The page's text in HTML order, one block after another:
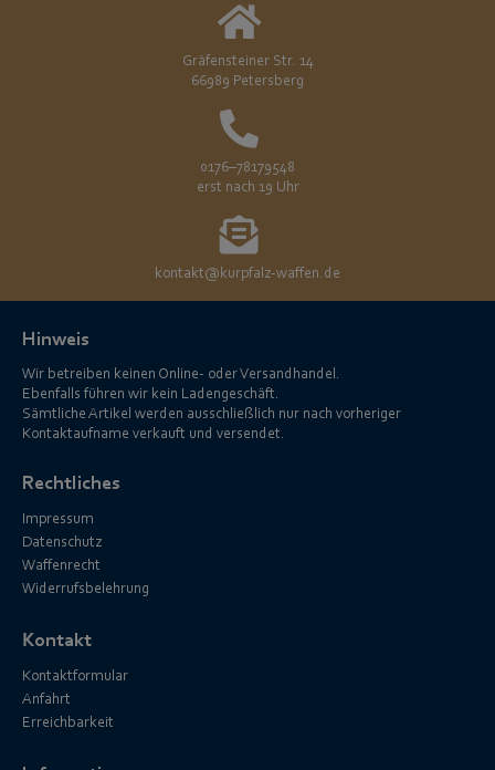
Gräfensteiner Str. 14
66989 Petersberg
0176–78179548
erst nach 19 Uhr
kontakt@kurpfalz-waffen.de
Hinweis
Wir betreiben keinen Online- oder Versandhandel.
Ebenfalls führen wir kein Ladengeschäft.
Sämtliche Artikel werden ausschließlich nur nach vorheriger
Kontaktaufname verkauft und versendet.
Rechtliches
Impressum
Datenschutz
Waffenrecht
Widerrufsbelehrung
Kontakt
Kontaktformular
Anfahrt
Erreichbarkeit